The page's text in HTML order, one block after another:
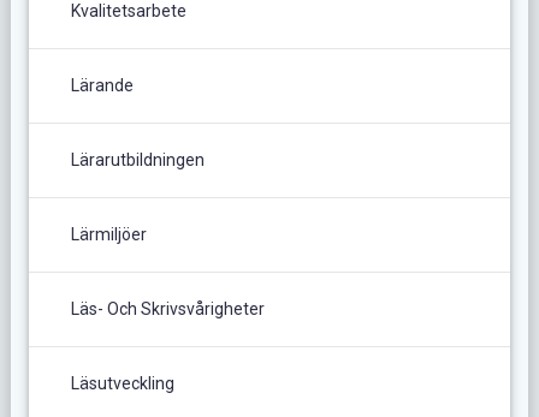
Kvalitetsarbete
Lärande
Lärarutbildningen
Lärmiljöer
Läs- Och Skrivsvårigheter
Läsutveckling